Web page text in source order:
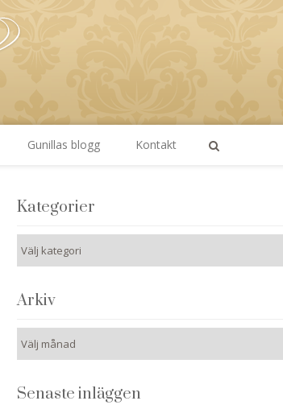
Gunillas blogg Kontakt
Kategorier
Arkiv
Senaste inläggen